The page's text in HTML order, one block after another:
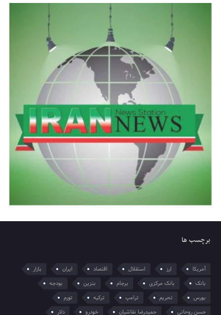
برچسب ها
آمریکا ارز استقلال اقتصاد ایران
بازار
بانک
بانک مرکزی برجام بنزین
بودجه
بورس
تحریم ترامپ ترکیه
تورم
حسن روحانی
حمیدرضا نقاشیان خودرو دلار